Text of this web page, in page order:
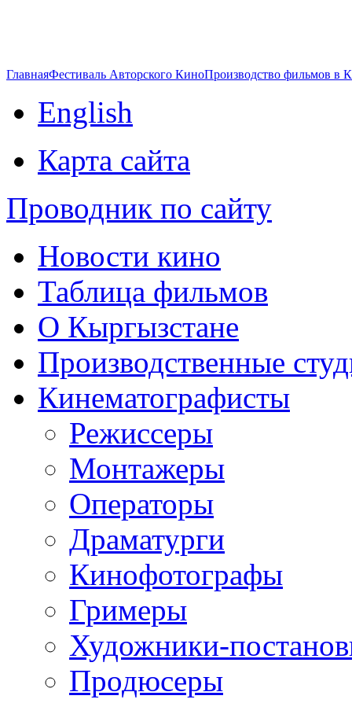
ГлавнаяФестиваль Авторского КиноПроизводство фильмов в
English
Карта сайта
Проводник по сайту
Новости кино
Таблица фильмов
О Кыргызстане
Производственные
Кинематографисты
Режиссеры
Монтажеры
Операторы
Драматурги
Кинофотографы
Гримеры
Художники-
Продюсеры